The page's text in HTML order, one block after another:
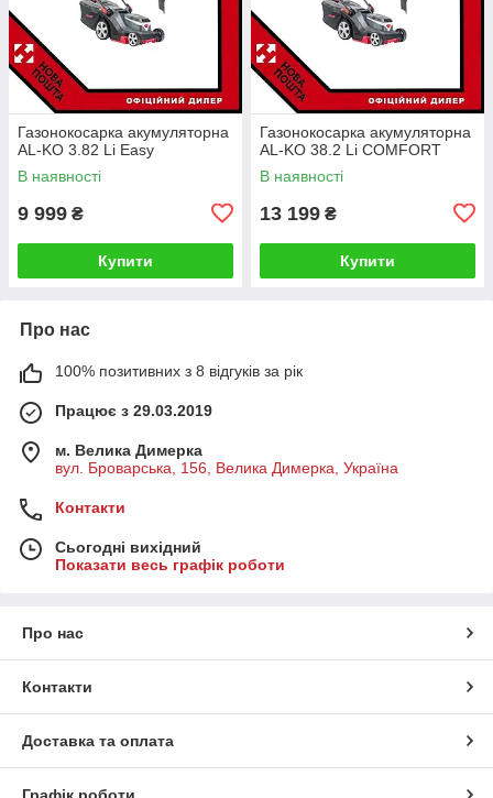
Газонокосарка акумуляторна
AL-KO 3.82 Li Easy
В наявності
9 999 ₴
Купити
Газонокосарка акумуляторна
AL-KO 38.2 Li COMFORT
В наявності
13 199 ₴
Купити
Про нас
100% позитивних з 8 відгуків за рік
Працює з 29.03.2019
м. Велика Димерка
вул. Броварська, 156, Велика Димерка, Україна
Контакти
Сьогодні вихідний
Показати весь графік роботи
Про нас
Контакти
Доставка та оплата